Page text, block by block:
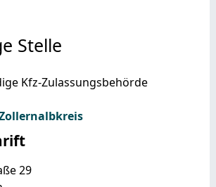
Stelle
Kfz-Zulassungsbehörde
29